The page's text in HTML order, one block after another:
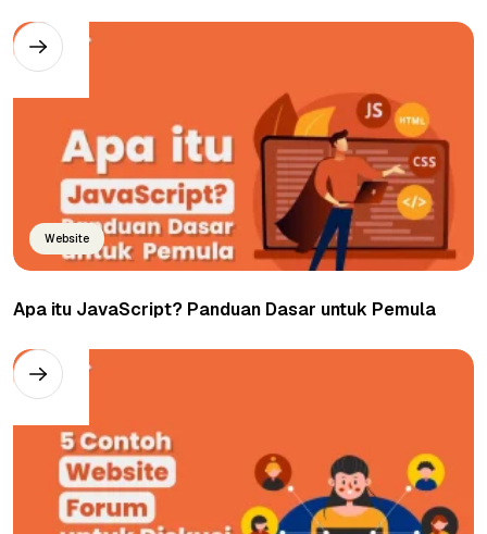
Website
Apa itu JavaScript? Panduan Dasar untuk Pemula